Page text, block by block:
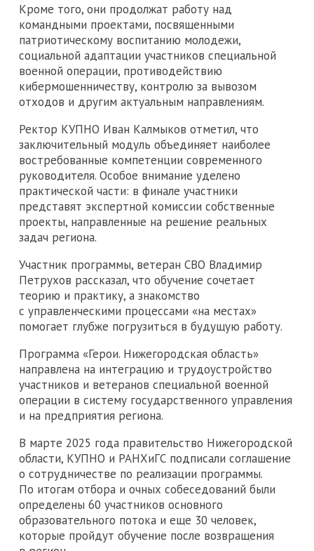
Кроме того, они продолжат работу над
командными проектами, посвященными
патриотическому воспитанию молодежи,
социальной адаптации участников специальной
военной операции, противодействию
кибермошенничеству, контролю за вывозом
отходов и другим актуальным направлениям.
Ректор КУПНО Иван Калмыков отметил, что
заключительный модуль объединяет наиболее
востребованные компетенции современного
руководителя. Особое внимание уделено
практической части: в финале участники
представят экспертной комиссии собственные
проекты, направленные на решение реальных
задач региона.
Участник программы, ветеран СВО Владимир
Петрухов рассказал, что обучение сочетает
теорию и практику, а знакомство
с управленческими процессами «на местах»
помогает глубже погрузиться в будущую работу.
Программа «Герои. Нижегородская область»
направлена на интеграцию и трудоустройство
участников и ветеранов специальной военной
операции в систему государственного управления
и на предприятия региона.
В марте 2025 года правительство Нижегородской
области, КУПНО и РАНХиГС подписали соглашение
о сотрудничестве по реализации программы.
По итогам отбора и очных собеседований были
определены 60 участников основного
образовательного потока и еще 30 человек,
которые пройдут обучение после возвращения